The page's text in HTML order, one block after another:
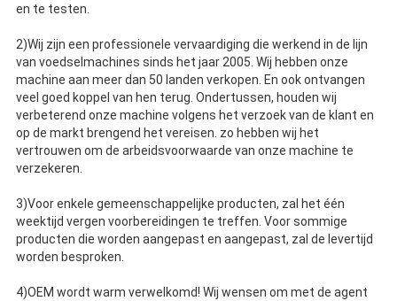
en te testen.
2)Wij zijn een professionele vervaardiging die werkend in de lijn
van voedselmachines sinds het jaar 2005. Wij hebben onze
machine aan meer dan 50 landen verkopen. En ook ontvangen
veel goed koppel van hen terug. Ondertussen, houden wij
verbeterend onze machine volgens het verzoek van de klant en
op de markt brengend het vereisen. zo hebben wij het
vertrouwen om de arbeidsvoorwaarde van onze machine te
verzekeren.
3)Voor enkele gemeenschappelijke producten, zal het één
weektijd vergen voorbereidingen te treffen. Voor sommige
producten die worden aangepast en aangepast, zal de levertijd
worden besproken.
4)OEM wordt warm verwelkomd! Wij wensen om met de agent